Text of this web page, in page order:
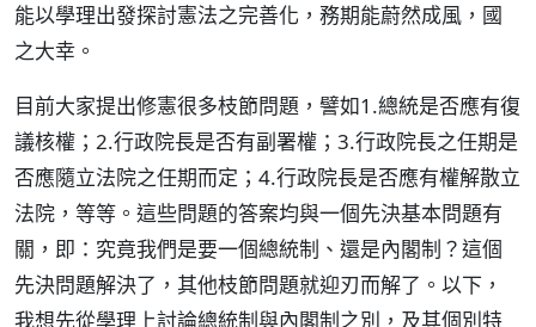
能以學理出發探討憲法之完善化，務期能蔚然成風，國
之大幸。
目前大家提出修憲很多枝節問題，譬如1.總統是否應有復
議核權；2.行政院長是否有副署權；3.行政院長之任期是
否應隨立法院之任期而定；4.行政院長是否應有權解散立
法院，等等。這些問題的答案均與一個先決基本問題有
關，即：究竟我們是要一個總統制、還是內閣制？這個
先決問題解決了，其他枝節問題就迎刃而解了。以下，
我想先從學理上討論總統制與內閣制之別，及其個別特